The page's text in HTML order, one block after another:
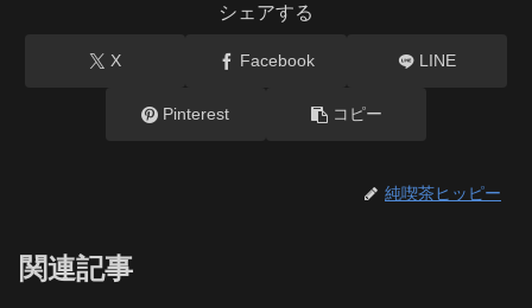
シェアする
X Facebook LINE
Pinterest コピー
純喫茶ヒッピー
関連記事